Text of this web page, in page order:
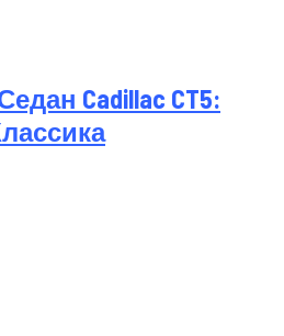
Cadillac CT5: